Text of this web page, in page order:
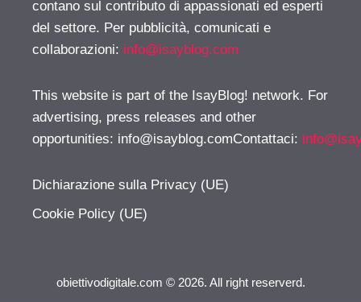
contano sul contributo di appassionati ed esperti
del settore. Per pubblicità, comunicati e
collaborazioni: info@isayblog.com
This website is part of the IsayBlog! network. For
advertising, press releases and other
opportunities: info@isayblog.comContattaci:
Dichiarazione sulla Privacy (UE)
Cookie Policy (UE)
obiettivodigitale.com © 2026. All right reserverd.